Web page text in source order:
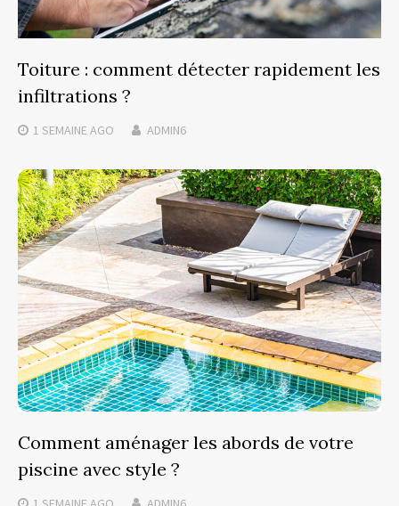
Toiture : comment détecter rapidement les
infiltrations ?
1 SEMAINE AGO ADMIN6
Comment aménager les abords de votre
piscine avec style ?